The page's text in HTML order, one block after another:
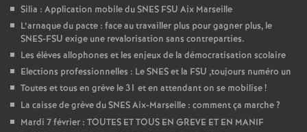
Silia : Application mobile du SNES FSU Aix Marseille
L’arnaque du pacte : face au travailler plus pour gagner plus, le
SNES-FSU exige une revalorisation sans contreparties.
Les élèves allophones et les enjeux de la démocratisation scolaire
Elections professionnelles : Le SNES et la FSU ,toujours numéro un
Toutes et tous en grève le 31 et en attendant on se mobilise!
La caisse de grève du SNES Aix-Marseille : comment ça marche?
Mardi 7 février : TOUTES ET TOUS EN GREVE ET EN MANIF